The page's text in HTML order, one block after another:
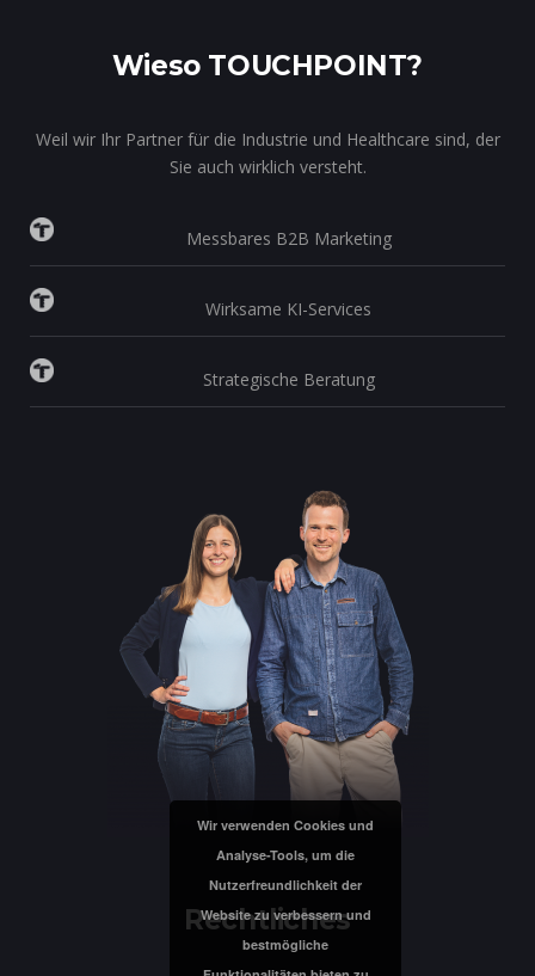
Wieso TOUCHPOINT?
Weil wir Ihr Partner für die Industrie und Healthcare sind, der
Sie auch wirklich versteht.
Messbares B2B Marketing
Wirksame KI-Services
Strategische Beratung
Rechtliches
Wir verwenden Cookies und
Analyse-Tools, um die
Nutzerfreundlichkeit der
Website zu verbessern und
bestmögliche